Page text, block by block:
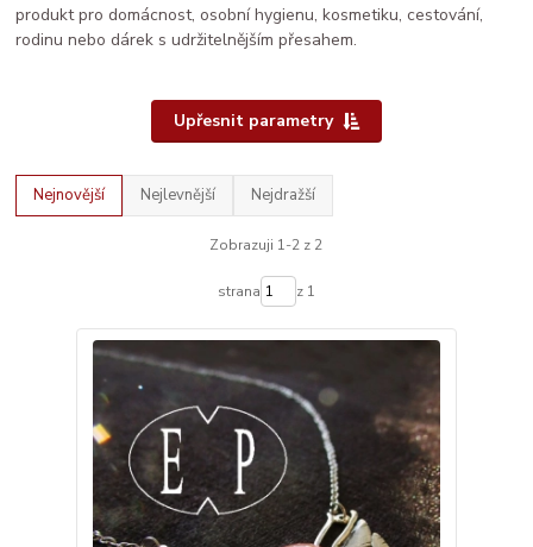
produkt pro domácnost, osobní hygienu, kosmetiku, cestování,
rodinu nebo dárek s udržitelnějším přesahem.
Upřesnit parametry
Nejnovější Nejlevnější Nejdražší
Zobrazuji 1-2 z 2
strana z 1